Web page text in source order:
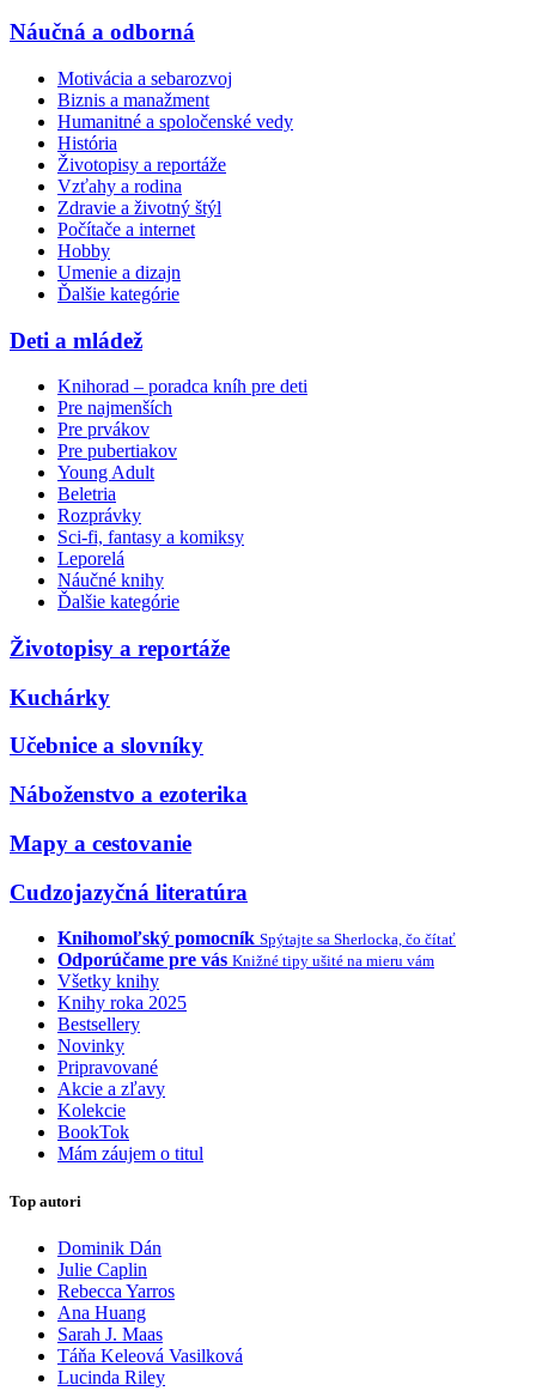
Náučná a odborná
Motivácia a sebarozvoj
Biznis a manažment
Humanitné a spoločenské vedy
História
Životopisy a reportáže
Vzťahy a rodina
Zdravie a životný štýl
Počítače a internet
Hobby
Umenie a dizajn
Ďalšie kategórie
Deti a mládež
Knihorad – poradca kníh pre deti
Pre najmenších
Pre prvákov
Pre pubertiakov
Young Adult
Beletria
Rozprávky
Sci-fi, fantasy a komiksy
Leporelá
Náučné knihy
Ďalšie kategórie
Životopisy a reportáže
Kuchárky
Učebnice a slovníky
Náboženstvo a ezoterika
Mapy a cestovanie
Cudzojazyčná literatúra
Knihomoľský pomocník Spýtajte sa Sherlocka, čo čítať
Odporúčame pre vás Knižné tipy ušité na mieru vám
Všetky knihy
Knihy roka 2025
Bestsellery
Novinky
Pripravované
Akcie a zľavy
Kolekcie
BookTok
Mám záujem o titul
Top autori
Dominik Dán
Julie Caplin
Rebecca Yarros
Ana Huang
Sarah J. Maas
Táňa Keleová Vasilková
Lucinda Riley